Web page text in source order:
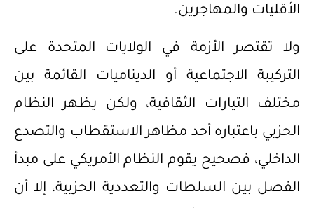
الأقليات والمهاجرين.
ولا تقتصر الأزمة في الولايات المتحدة على
التركيبة الاجتماعية أو الديناميات القائمة بين
مختلف التيارات الثقافية، ولكن يظهر النظام
الحزبي باعتباره أحد مظاهر الاستقطاب والتصدع
الداخلي، فصحيح يقوم النظام الأمريكي على مبدأ
الفصل بين السلطات والتعددية الحزبية، إلا أن